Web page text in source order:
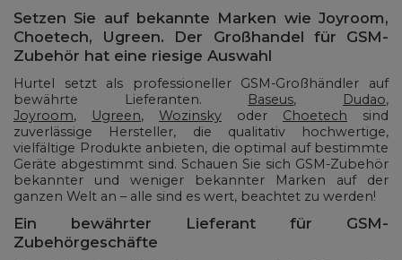
Setzen Sie auf bekannte Marken wie Joyroom,
Choetech, Ugreen. Der Großhandel für GSM-
Zubehör hat eine riesige Auswahl
Hurtel setzt als professioneller GSM-Großhändler auf
bewährte Lieferanten. Baseus, Dudao,
Joyroom, Ugreen, Wozinsky oder Choetech sind
zuverlässige Hersteller, die qualitativ hochwertige,
vielfältige Produkte anbieten, die optimal auf bestimmte
Geräte abgestimmt sind. Schauen Sie sich GSM-Zubehör
bekannter und weniger bekannter Marken auf der
ganzen Welt an – alle sind es wert, beachtet zu werden!
Ein bewährter Lieferant für GSM-
Zubehörgeschäfte